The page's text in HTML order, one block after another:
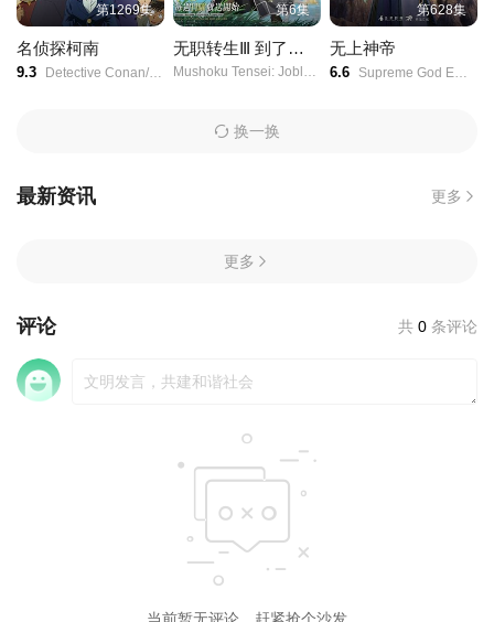
第1269集
名侦探柯南
9.3 Detective Conan/Meitantei Conan/Case Closed/
第6集
无职转生Ⅲ 到了异世界就拿出真本事 第三季
第628集
无上神帝
6.6 Supreme God Emperor/
换一换
最新资讯 更多
更多
评论 共 0 条评论
当前暂无评论，赶紧抢个沙发